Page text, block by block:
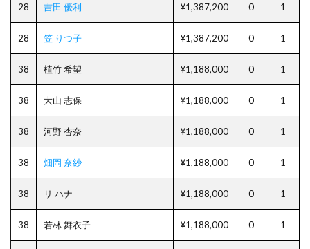
28 吉田 優利 ¥1,387,200 0 1
28 笠 りつ子 ¥1,387,200 0 1
38 植竹 希望 ¥1,188,000 0 1
38 大山 志保 ¥1,188,000 0 1
38 河野 杏奈 ¥1,188,000 0 1
38 畑岡 奈紗 ¥1,188,000 0 1
38 リ ハナ ¥1,188,000 0 1
38 若林 舞衣子 ¥1,188,000 0 1